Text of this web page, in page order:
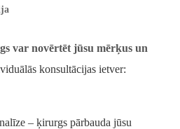
var novērtēt jūsu mērķus un
konsultācijas ietver:
– ķirurgs pārbauda jūsu